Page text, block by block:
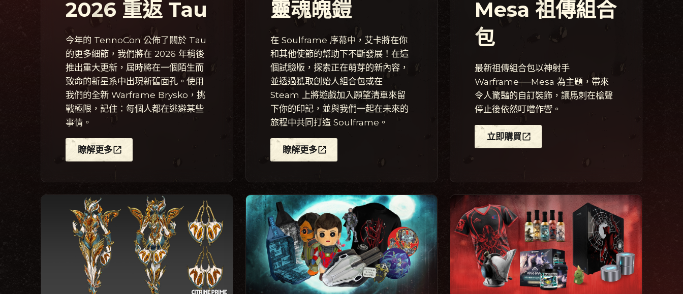
2026 重返 Tau
今年的 TennoCon 公佈了關於 Tau
的更多細節，我們將在 2026 年稍後
推出重大更新，屆時將在一個陌生而
致命的新星系中出現新舊面孔。使用
我們的全新 Warframe Brysko，挑
戰極限，記住：每個人都在逃避某些
事情。
瞭解更多
靈魂魄鎧
在 Soulframe 序幕中，艾卡將在你
和其他使節的幫助下不斷發展！在這
個試驗版，探索正在萌芽的新內容，
並透過獲取創始人組合包或在
Steam 上將遊戲加入願望清單來留
下你的印記，並與我們一起在未來的
旅程中共同打造 Soulframe。
瞭解更多
Mesa 祖傳組合
包
最新祖傳組合包以神射手
Warframe──Mesa 為主題，帶來
令人驚豔的自訂裝飾，讓馬刺在槍聲
停止後依然叮噹作響。
立即購買